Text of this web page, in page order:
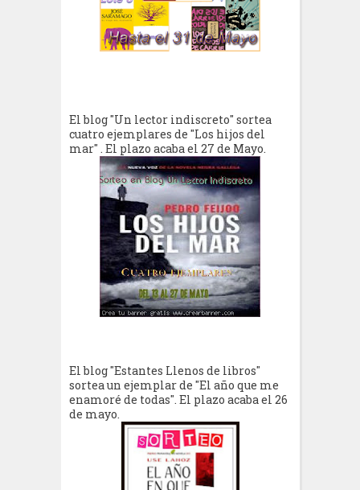
El blog "Un lector indiscreto" sortea
cuatro ejemplares de "Los hijos del
mar" . El plazo acaba el 27 de Mayo.
El blog "Estantes Llenos de libros"
sortea un ejemplar de "El año que me
enamoré de todas". El plazo acaba el 26
de mayo.